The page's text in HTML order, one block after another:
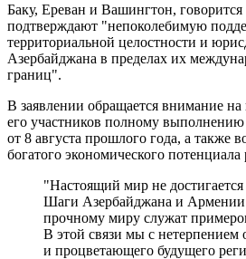
Баку, Ереван и Вашингтон, говорится
подтверждают "непоколебимую
территориальной целостности и
Азербайджана в пределах их
границ".
В заявлении обращается внимание
его участников полному
от 8 августа прошлого года, а также
богатого экономического потенциала
"Настоящий мир не
Шаги Азербайджана и Армении
прочному миру служат
В этой связи мы с нетерпением
и процветающего будущего